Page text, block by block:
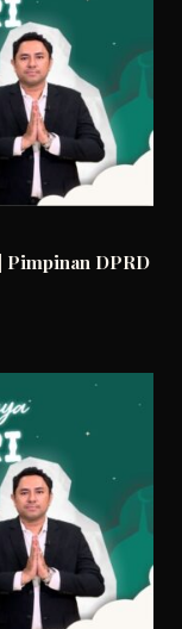
Pimpinan DPRD